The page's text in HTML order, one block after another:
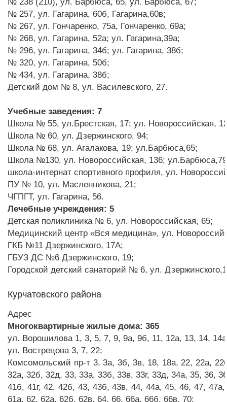
№ 257, ул. Гагарина, 60б, Гагарина,60в;
№ 267, ул. Гончаренко, 75а, Гончаренко, 69а;
№ 268, ул. Гагарина, 52а; ул. Гагарина,39а;
№ 296, ул. Гагарина, 34б; ул. Гагарина, 38б;
№ 320, ул. Гагарина, 50б;
№ 434, ул. Гагарина, 38б;
Детский дом № 8, ул. Василевского, 27.
Учебные заведения: 7
Школа № 55, ул.Брестская, 17; ул. Новороссийская,
Школа № 60, ул. Дзержинского, 94;
Школа № 68, ул. Агалакова, 19; ул.Барбюса,65;
Школа №130, ул. Новороссийская, 136;
школа-интернат спортивного профиля, ул.
ПУ № 10, ул. Масленникова, 21;
ЧГПГТ, ул. Гагарина, 56.
Лечебные учреждения: 5
Детская поликлиника № 6, ул. Новороссийская, 65;
Медицинский центр «Вся медицина», ул.
ГКБ №11 Дзержинского, 17А;
ГБУЗ ДС №6 Дзержинского, 19;
Городской детский санаторий № 6, ул.
Курчатовского района
Адрес
Многоквартирные жилые дома: 365
ул. Ворошилова 1, 3, 5, 7, 9, 9а, 9б, 11, 12а, 13, 14,
ул. Вострецова 3, 7, 22;
Комсомольский пр-т 3, 3а, 3б, 3в, 18, 18а, 22, 22а,
32а, 32б, 32д, 33, 33а, 33б, 33в, 33г, 33д, 34а, 35, 36,
41б, 41г, 42, 42б, 43, 43б, 43в, 44, 44а, 45, 46, 47,
61а, 62, 62а, 62б, 62в, 64, 66, 66а, 66б, 66в, 70;